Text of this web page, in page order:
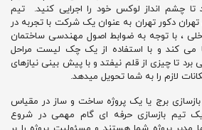
تا چشم انداز لوکس خود را اجرایی کنید. تیم
دکور تهران به عنوان یک شرکت با تجربه در
، با توجه به ضوابط اصول مهندسی ساختمان
می کند و با استفاده از یک چک لیست مراحل
تا چیزی از قلم نیفتد و با پیش بینی نیازهای
لازم را به شما تحویل میدهد.
بازسازی برج یا یک پروژه ساخت و ساز در مقیاس
تیم بازسازی حرفه ای گام مهمی در شروع